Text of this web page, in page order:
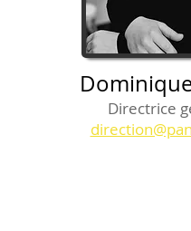
Directrice